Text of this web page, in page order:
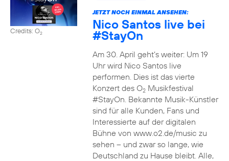
Credits: O2
JETZT NOCH EINMAL ANSEHEN:
Nico Santos live bei
#StayOn
Am 30. April geht’s weiter: Um 19
Uhr wird Nico Santos live
performen. Dies ist das vierte
Konzert des O2Musikfestival
#StayOn. Bekannte Musik-Künstler
sind für alle Kunden, Fans und
Interessierte auf der digitalen
Bühne von www.o2.de/music zu
sehen – und zwar so lange, wie
Deutschland zu Hause bleibt. Alle,